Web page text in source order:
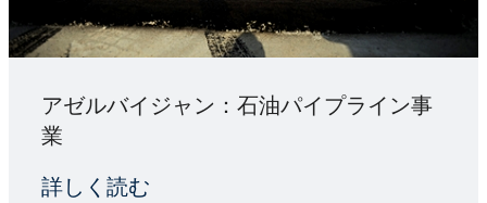
アゼルバイジャン：石油パイプライン事
業
詳しく読む